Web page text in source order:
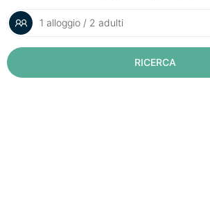
1 alloggio / 2 adulti